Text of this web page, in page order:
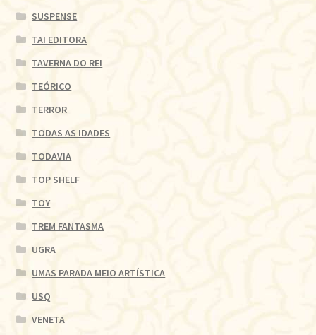
SUSPENSE
TAI EDITORA
TAVERNA DO REI
TEÓRICO
TERROR
TODAS AS IDADES
TODAVIA
TOP SHELF
TOY
TREM FANTASMA
UGRA
UMAS PARADA MEIO ARTÍSTICA
USQ
VENETA